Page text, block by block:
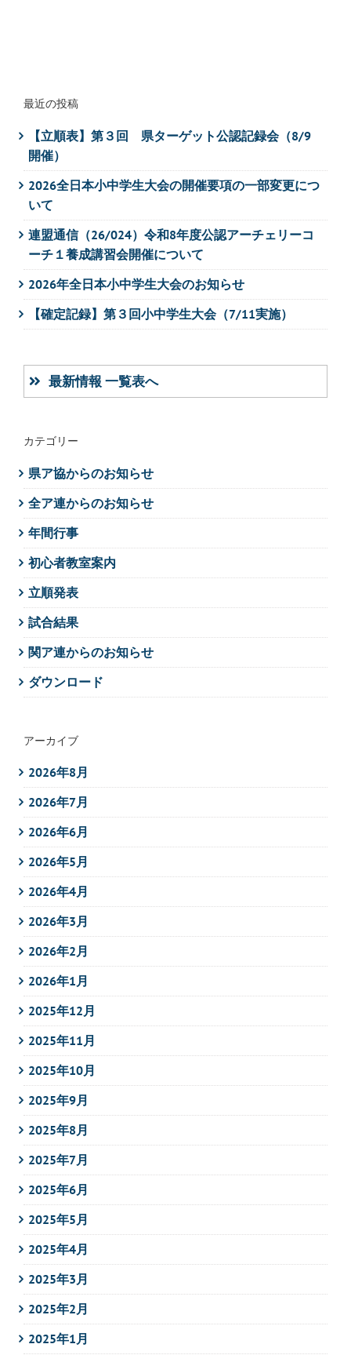
最近の投稿
【立順表】第３回 県ターゲット公認記録会（8/9
開催）
2026全日本小中学生大会の開催要項の一部変更につ
いて
連盟通信（26/024）令和8年度公認アーチェリーコ
ーチ１養成講習会開催について
2026年全日本小中学生大会のお知らせ
【確定記録】第３回小中学生大会（7/11実施）
最新情報 一覧表へ
カテゴリー
県ア協からのお知らせ
全ア連からのお知らせ
年間行事
初心者教室案内
立順発表
試合結果
関ア連からのお知らせ
ダウンロード
アーカイブ
2026年8月
2026年7月
2026年6月
2026年5月
2026年4月
2026年3月
2026年2月
2026年1月
2025年12月
2025年11月
2025年10月
2025年9月
2025年8月
2025年7月
2025年6月
2025年5月
2025年4月
2025年3月
2025年2月
2025年1月